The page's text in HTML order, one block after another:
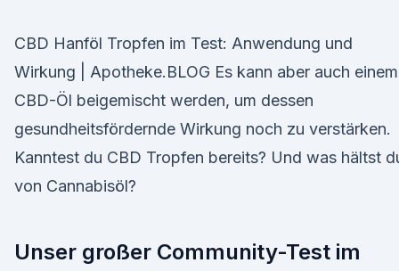
CBD Hanföl Tropfen im Test: Anwendung und
Wirkung | Apotheke.BLOG Es kann aber auch einem
CBD-Öl beigemischt werden, um dessen
gesundheitsfördernde Wirkung noch zu verstärken.
Kanntest du CBD Tropfen bereits? Und was hältst
von Cannabisöl?
Unser großer Community-Test im